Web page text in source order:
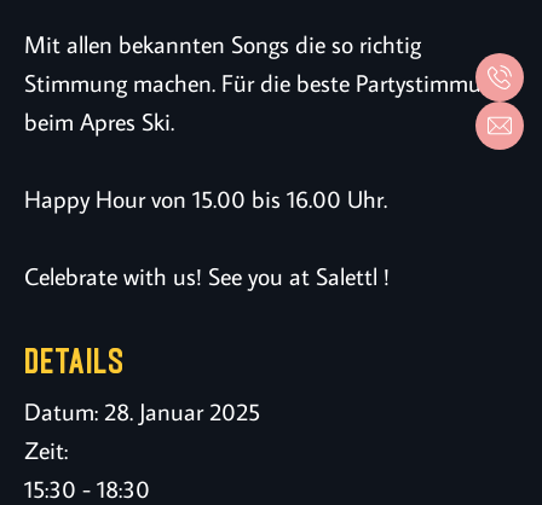
Mit allen bekannten Songs die so richtig
Stimmung machen. Für die beste Partystimmung
beim Apres Ski.
Happy Hour von 15.00 bis 16.00 Uhr.
Celebrate with us! See you at Salettl !
DETAILS
Datum: 28. Januar 2025
Zeit:
15:30 - 18:30